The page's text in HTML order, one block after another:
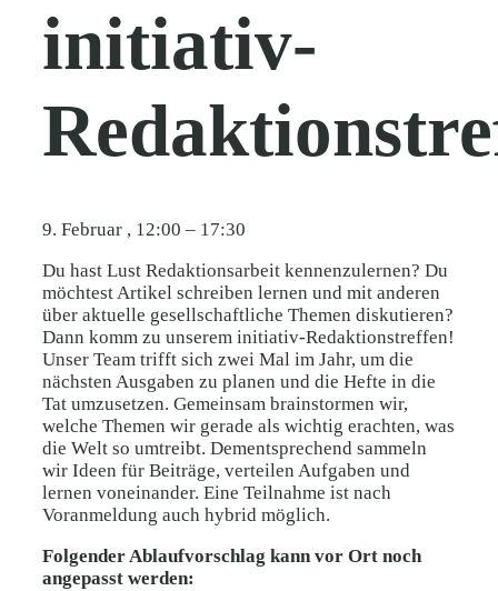
initiativ-
9. Februar , 12:00 – 17:30
Du hast Lust Redaktionsarbeit kennenzulernen? Du
möchtest Artikel schreiben lernen und mit anderen
über aktuelle gesellschaftliche Themen diskutieren?
Dann komm zu unserem initiativ-Redaktionstreffen!
Unser Team trifft sich zwei Mal im Jahr, um die
nächsten Ausgaben zu planen und die Hefte in die
Tat umzusetzen. Gemeinsam brainstormen wir,
welche Themen wir gerade als wichtig erachten, was
die Welt so umtreibt. Dementsprechend sammeln
wir Ideen für Beiträge, verteilen Aufgaben und
lernen voneinander. Eine Teilnahme ist nach
Voranmeldung auch hybrid möglich.
Folgender Ablaufvorschlag kann vor Ort noch
angepasst werden: